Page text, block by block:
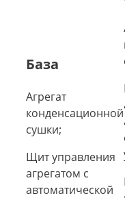
База
Агрегат
конденсационной
сушки;
Щит управления
агрегатом с
автоматической